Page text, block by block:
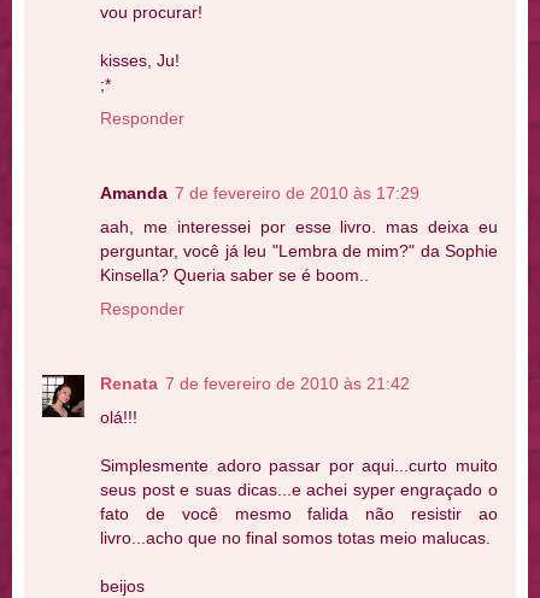
vou procurar!
kisses, Ju!
;*
Responder
Amanda 7 de fevereiro de 2010 às 17:29
aah, me interessei por esse livro. mas deixa eu
perguntar, você já leu "Lembra de mim?" da Sophie
Kinsella? Queria saber se é boom..
Responder
Renata 7 de fevereiro de 2010 às 21:42
olá!!!
Simplesmente adoro passar por aqui...curto muito
seus post e suas dicas...e achei syper engraçado o
fato de você mesmo falida não resistir ao
livro...acho que no final somos totas meio malucas.
beijos